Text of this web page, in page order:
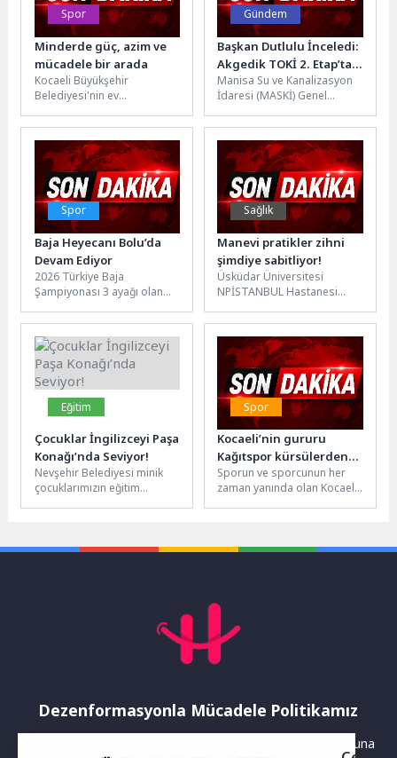
Spor
Minderde güç, azim ve
mücadele bir arada
Kocaeli Büyükşehir
Belediyesi'nin ev
Hasan Gemici-Gazanfer
Bilge Uluslararası Serbest
ve Grekoromen Güreş
Turnuvası,...
Gündem
Başkan Dutlulu İnceledi:
Akgedik TOKİ 2. Etap’ta
Altyapı Hamlesi
Manisa Su ve Kanalizasyon
İdaresi (MASKİ) Genel
ilçesine bağlı Akgedik
Mahallesi TOKİ 2....
Spor
Baja Heyecanı Bolu’da
Devam Ediyor
2026 Türkiye Baja
Şampiyonası 3 ayağı olan
Haziran tarihleri arasında
Bolu...
Sağlık
Manevi pratikler zihni
şimdiye sabitliyor!
Üsküdar Üniversitesi
NPİSTANBUL Hastanesi
Beyaz, 21 Mayıs Dünya
Meditasyon Günü
kapsamında,...
Eğitim
Çocuklar İngilizceyi Paşa
Konağı’nda Seviyor!
Nevşehir Belediyesi minik
çocuklarımızın eğitim
Spor
Kocaeli’nin gururu
Kağıtspor kürsülerden
inmiyor
Sporun ve sporcunun her
zaman yanında olan Kocaeli
başarılarına...
Dezenformasyonla Mücadele Politikamız
Yayınlanan haberler doğruluk ilkesi gözetilerek hazırlanır. Buna